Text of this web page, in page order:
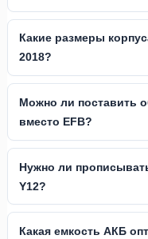
Какие размеры
2018?
Можно ли поставить
вместо EFB?
Нужно ли
Y12?
Какая емкость АКБ